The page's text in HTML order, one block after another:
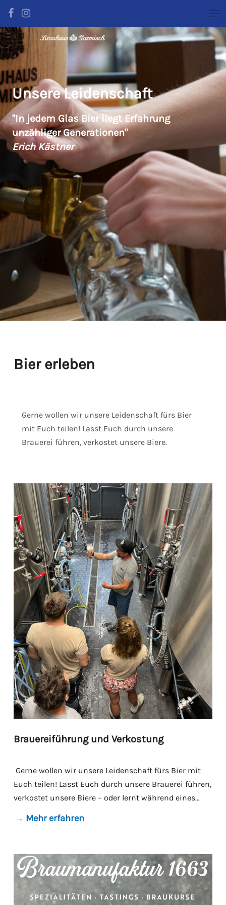
Unsere Leidenschaft
"In jedem Glas Bier liegt Erfahrung
unzähliger Generationen"
Erich Kästner
Bier erleben
Gerne wollen wir unsere Leidenschaft fürs Bier
mit Euch teilen! Lasst Euch durch unsere
Brauerei führen, verkostet unsere Biere.
Brauereiführung und Verkostung
Gerne wollen wir unsere Leidenschaft fürs Bier mit
Euch teilen! Lasst Euch durch unsere Brauerei führen,
verkostet unsere Biere – oder lernt während eines
→ Mehr erfahren